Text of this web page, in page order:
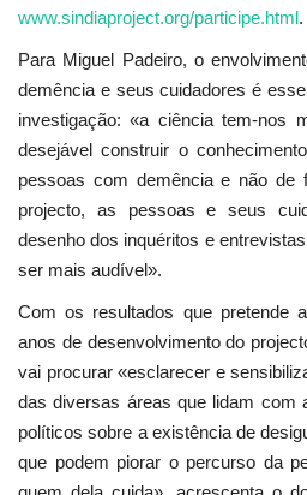
www.sindiaproject.org/participe.html.
Para Miguel Padeiro, o
demência e seus cuidadores é
investigação: «a ciência tem-nos
desejável construir o
pessoas com demência e não de
projecto, as pessoas e seus
desenho dos inquéritos e
ser mais audível».
Com os resultados que pretende
anos de desenvolvimento do
vai procurar «esclarecer e
das diversas áreas que lidam com
políticos sobre a existência de
que podem piorar o percurso da